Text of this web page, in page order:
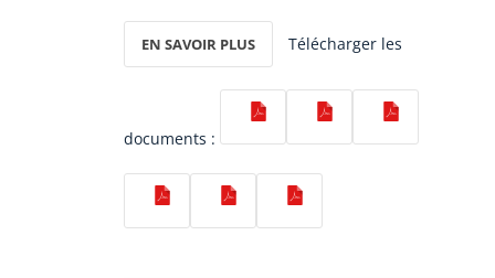
EN SAVOIR PLUS Télécharger les
documents :